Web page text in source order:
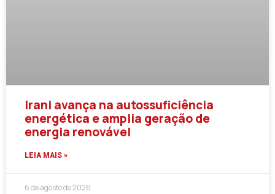
Irani avança na autossuficiência
energética e amplia geração de
energia renovável
LEIA MAIS »
6 de agosto de 2026